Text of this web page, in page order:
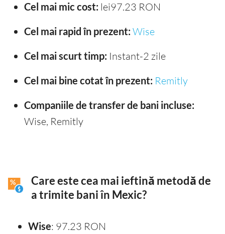
Cel mai mic cost: lei97.23 RON
Cel mai rapid în prezent: Wise
Cel mai scurt timp: Instant-2 zile
Cel mai bine cotat în prezent: Remitly
Companiile de transfer de bani incluse:
Wise, Remitly
Care este cea mai ieftină metodă de
a trimite bani în Mexic?
Wise: 97.23 RON